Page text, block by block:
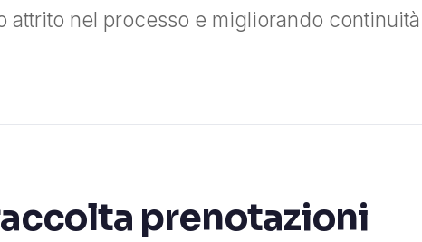
attrito nel processo e migliorando
prenotazioni